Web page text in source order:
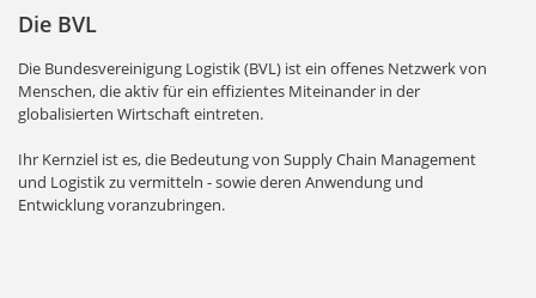
Die BVL
Die Bundesvereinigung Logistik (BVL) ist ein offenes Netzwerk von
Menschen, die aktiv für ein effizientes Miteinander in der
globalisierten Wirtschaft eintreten.
Ihr Kernziel ist es, die Bedeutung von Supply Chain Management
und Logistik zu vermitteln - sowie deren Anwendung und
Entwicklung voranzubringen.